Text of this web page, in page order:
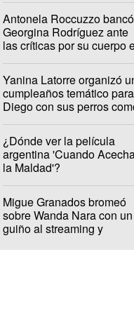
Antonela Roccuzzo
Georgina Rodríguez ante
las críticas por su cuerpo
Yanina Latorre organizó
cumpleaños temático para
Diego con sus perros
¿Dónde ver la película
argentina 'Cuando
la Maldad'?
Migue Granados bromeó
sobre Wanda Nara con un
guiño al streaming y